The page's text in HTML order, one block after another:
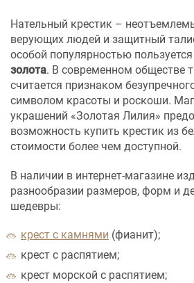
Нательный крестик –
верующих людей и защитный
особой популярностью пользуется
золота. В современном обществе
считается признаком
символом красоты и роскоши.
украшений «Золотая Лилия»
возможность купить крестик из
стоимости более чем доступной.
В наличии в интернет-магазине
разнообразии размеров, форм и
шедевры:
крест с камнями (фианит);
крест с распятием;
крест морской с распятием;